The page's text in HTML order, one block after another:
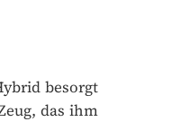
besorgt
das ihm